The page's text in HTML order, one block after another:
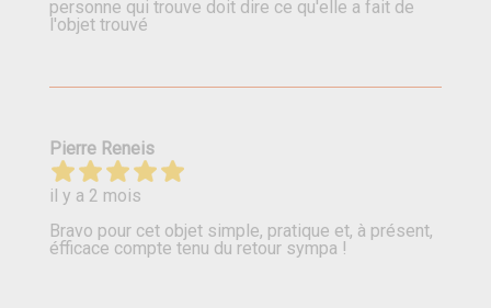
personne qui trouve doit dire ce qu'elle a fait de
l'objet trouvé
Pierre Reneis
il y a 2 mois
Bravo pour cet objet simple, pratique et, à présent,
éfficace compte tenu du retour sympa !